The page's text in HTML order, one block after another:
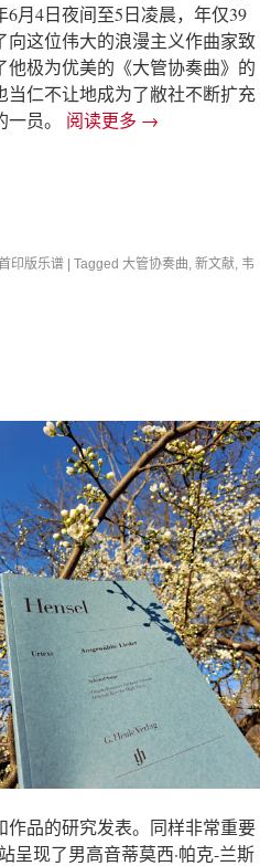
6月4日夜间至5日凌晨，年仅39
向这位伟大的浪漫主义作曲家致
他极为优美的《大管协奏曲》的
当仁不让地成为了敝社不断扩充
员。 阅读更多 →
印版乐谱 Tagged 大管协奏曲, 新文献, 韦
品的研究发表。同样非常重要
呈现了男高音蒂莫西·帕克-兰斯